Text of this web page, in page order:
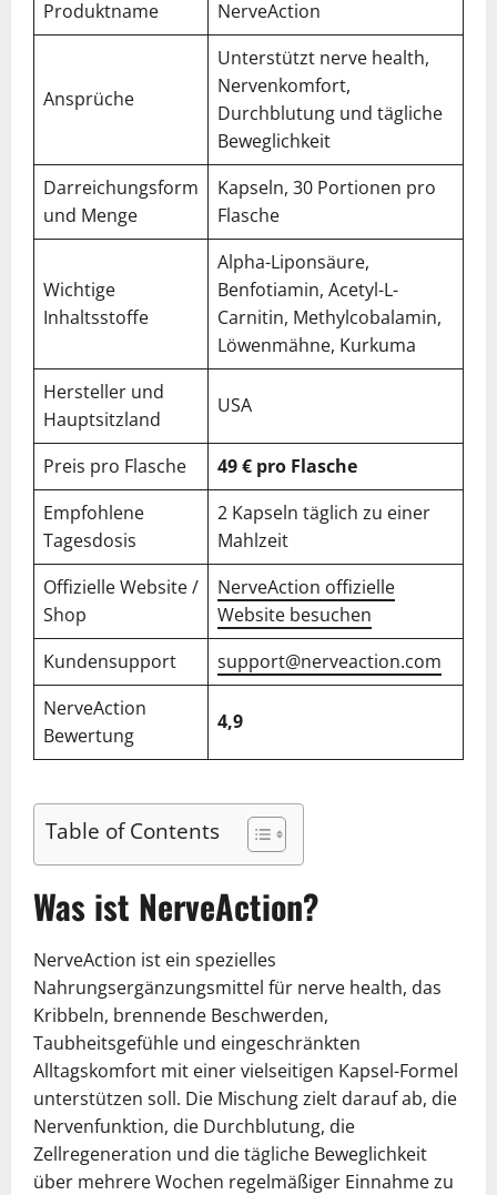
Produktname
NerveAction
Ansprüche
Unterstützt nerve health,
Nervenkomfort,
Durchblutung und tägliche
Beweglichkeit
Darreichungsform
und Menge
Kapseln, 30 Portionen pro
Flasche
Wichtige
Inhaltsstoffe
Alpha-Liponsäure,
Benfotiamin, Acetyl-L-
Carnitin, Methylcobalamin,
Löwenmähne, Kurkuma
Hersteller und
Hauptsitzland
USA
Preis pro Flasche
49 € pro Flasche
Empfohlene
Tagesdosis
2 Kapseln täglich zu einer
Mahlzeit
Offizielle Website /
Shop
NerveAction offizielle
Website besuchen
Kundensupport
support@nerveaction.com
NerveAction
Bewertung
4,9
Table of Contents
Was ist NerveAction?
NerveAction ist ein spezielles
Nahrungsergänzungsmittel für nerve health, das
Kribbeln, brennende Beschwerden,
Taubheitsgefühle und eingeschränkten
Alltagskomfort mit einer vielseitigen Kapsel-Formel
unterstützen soll. Die Mischung zielt darauf ab, die
Nervenfunktion, die Durchblutung, die
Zellregeneration und die tägliche Beweglichkeit
über mehrere Wochen regelmäßiger Einnahme zu